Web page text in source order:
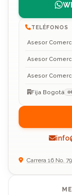
TELÉFONOS
Asesor
Asesor
Asesor
Fija Bogotá
Carrera 16 No.